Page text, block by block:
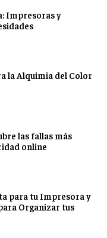
Impresoras y
la Alquimia del Color
las fallas más
online
para tu Impresora y
Organizar tus